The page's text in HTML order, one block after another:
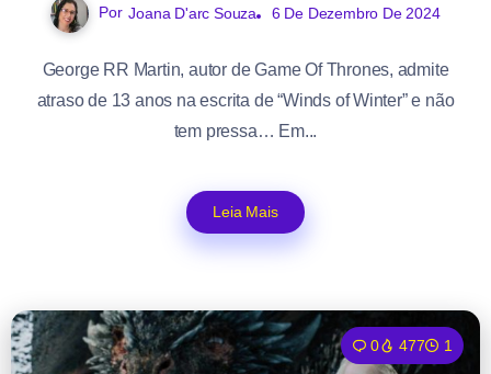
Por Joana D'arc Souza 6 De Dezembro De 2024
George RR Martin, autor de Game Of Thrones, admite
atraso de 13 anos na escrita de “Winds of Winter” e não
tem pressa… Em...
Leia Mais
0 477 1